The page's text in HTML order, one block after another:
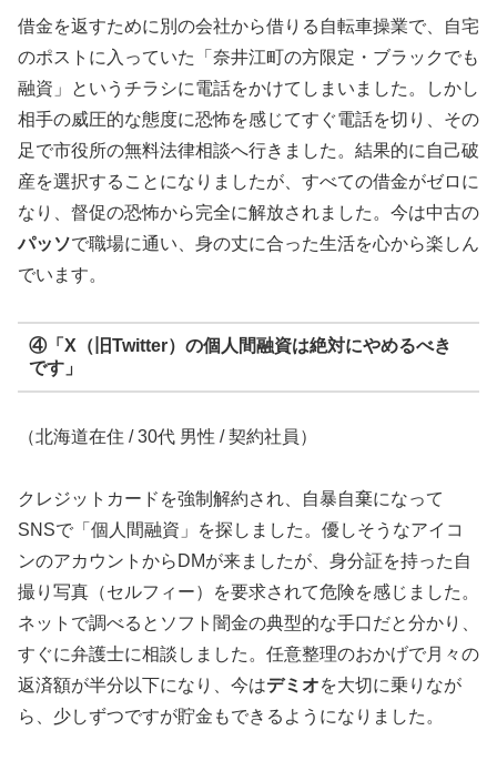
借金を返すために別の会社から借りる自転車操業で、自宅
のポストに入っていた「奈井江町の方限定・ブラックでも
融資」というチラシに電話をかけてしまいました。しかし
相手の威圧的な態度に恐怖を感じてすぐ電話を切り、その
足で市役所の無料法律相談へ行きました。結果的に自己破
産を選択することになりましたが、すべての借金がゼロに
なり、督促の恐怖から完全に解放されました。今は中古の
パッソで職場に通い、身の丈に合った生活を心から楽しん
でいます。
④「X（旧Twitter）の個人間融資は絶対にやめるべき
です」
（北海道在住 / 30代 男性 / 契約社員）
クレジットカードを強制解約され、自暴自棄になって
SNSで「個人間融資」を探しました。優しそうなアイコ
ンのアカウントからDMが来ましたが、身分証を持った自
撮り写真（セルフィー）を要求されて危険を感じました。
ネットで調べるとソフト闇金の典型的な手口だと分かり、
すぐに弁護士に相談しました。任意整理のおかげで月々の
返済額が半分以下になり、今はデミオを大切に乗りなが
ら、少しずつですが貯金もできるようになりました。